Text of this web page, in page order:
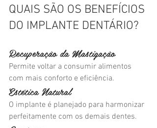
QUAIS SÃO OS BENEFÍCIOS
DO IMPLANTE DENTÁRIO?
Recuperação da Mastigação
Permite voltar a consumir alimentos
com mais conforto e eficiência.
Estética Natural
O implante é planejado para harmonizar
perfeitamente com os demais dentes.